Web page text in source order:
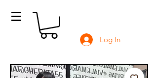
Log In